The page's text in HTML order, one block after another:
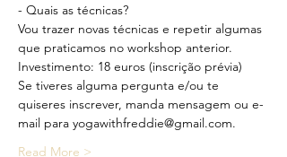
- Quais as técnicas?
Vou trazer novas técnicas e repetir algumas
que praticamos no workshop anterior.
Investimento: 18 euros (inscrição prévia)
Se tiveres alguma pergunta e/ou te
quiseres inscrever, manda mensagem ou e-
mail para yogawithfreddie@gmail.com.
Read More >